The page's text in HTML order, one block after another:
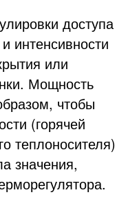
доступа
интенсивности
или
Мощность
чтобы
(горячей
теплоносителя)
значения,